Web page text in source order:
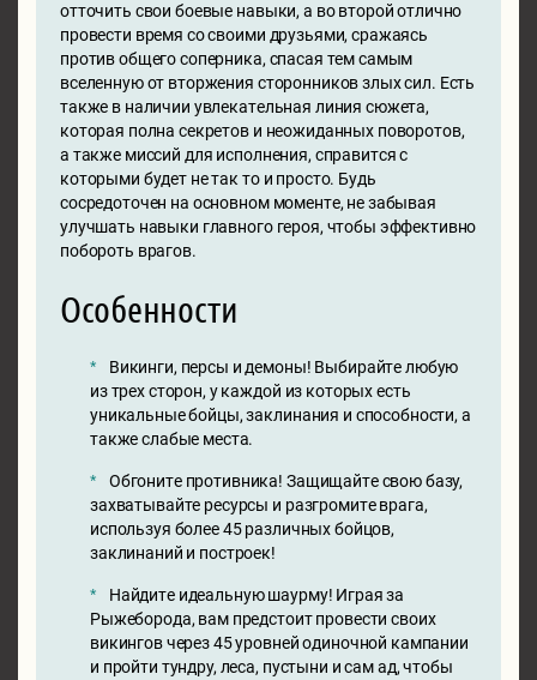
отточить свои боевые навыки, а во второй отлично
провести время со своими друзьями, сражаясь
против общего соперника, спасая тем самым
вселенную от вторжения сторонников злых сил. Есть
также в наличии увлекательная линия сюжета,
которая полна секретов и неожиданных поворотов,
а также миссий для исполнения, справится с
которыми будет не так то и просто. Будь
сосредоточен на основном моменте, не забывая
улучшать навыки главного героя, чтобы эффективно
побороть врагов.
Особенности
Викинги, персы и демоны! Выбирайте любую
из трех сторон, у каждой из которых есть
уникальные бойцы, заклинания и способности, а
также слабые места.
Обгоните противника! Защищайте свою базу,
захватывайте ресурсы и разгромите врага,
используя более 45 различных бойцов,
заклинаний и построек!
Найдите идеальную шаурму! Играя за
Рыжеборода, вам предстоит провести своих
викингов через 45 уровней одиночной кампании
и пройти тундру, леса, пустыни и сам ад, чтобы